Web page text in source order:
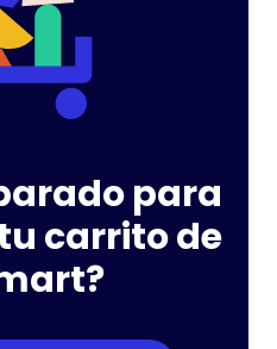
para
carrito de